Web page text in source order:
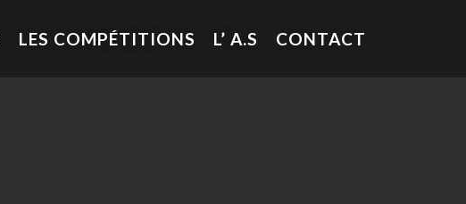
LES COMPÉTITIONS L’ A.S CONTACT